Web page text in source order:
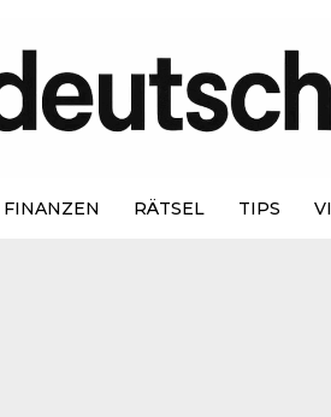
FINANZEN RÄTSEL TIPS